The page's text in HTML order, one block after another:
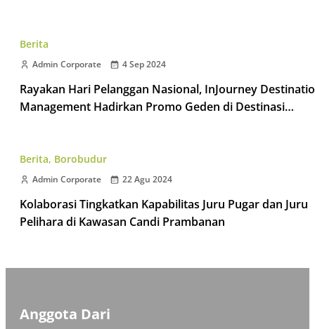
Berita
Admin Corporate 4 Sep 2024
Rayakan Hari Pelanggan Nasional, InJourney
Management Hadirkan Promo Geden di Destinasi
Berita, Borobudur
Admin Corporate 22 Agu 2024
Kolaborasi Tingkatkan Kapabilitas Juru Pugar dan Juru
Pelihara di Kawasan Candi Prambanan
Anggota Dari